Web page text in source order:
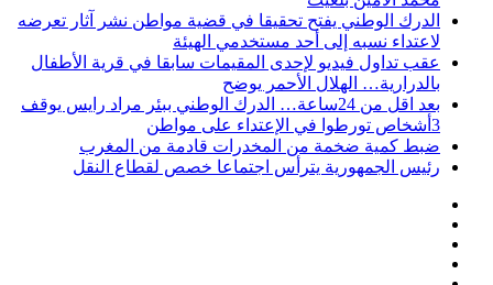
الدرك الوطني يفتح تحقيقا في قضية مواطن نشر آثار تعرضه
لاعتداء نسبه إلى أحد مستخدمي الهيئة
عقب تداول فيديو لإحدى المقيمات سابقا في قرية الأطفال
بالدرارية… الهلال الأحمر يوضح
بعد اقل من 24ساعة… الدرك الوطني ببئر مراد رايس يوقف
3أشخاص تورطوا في الإعتداء على مواطن
ضبط كمية ضخمة من المخدرات قادمة من المغرب
رئيس الجمهورية يترأس اجتماعا خصص لقطاع النقل